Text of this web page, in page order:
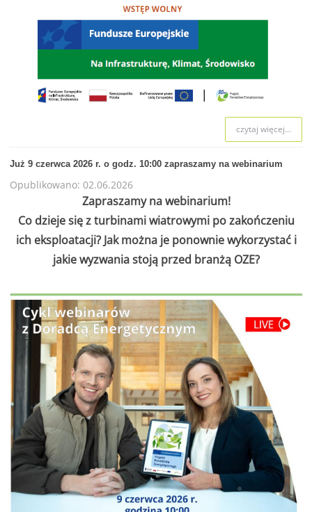
czytaj więcej...
Już 9 czerwca 2026 r. o godz. 10:00 zapraszamy na webinarium
Opublikowano: 02.06.2026
Zapraszamy na webinarium!
Co dzieje się z turbinami wiatrowymi po zakończeniu
ich eksploatacji? Jak można je ponownie wykorzystać i
jakie wyzwania stoją przed branżą OZE?